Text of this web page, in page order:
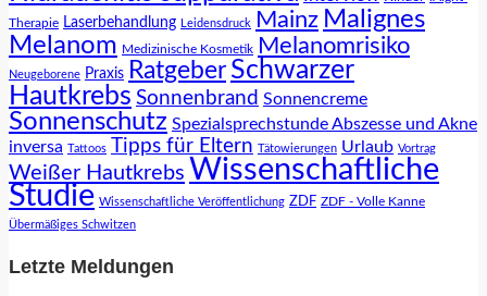
Therapie Laserbehandlung Leidensdruck Mainz Malignes
Melanom Medizinische Kosmetik Melanomrisiko
Neugeborene Praxis Ratgeber Schwarzer
Hautkrebs Sonnenbrand Sonnencreme
Sonnenschutz Spezialsprechstunde Abszesse und Akne
inversa Tattoos Tipps für Eltern Tätowierungen Urlaub Vortrag
Weißer Hautkrebs Wissenschaftliche
Studie Wissenschaftliche Veröffentlichung ZDF ZDF - Volle Kanne
Übermäßiges Schwitzen
Letzte Meldungen